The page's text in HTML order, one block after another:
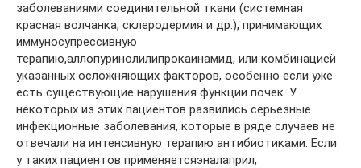
заболеваниями соединительной ткани (системная
красная волчанка, склеродермия и др.), принимающих
иммуносупрессивную
терапию,аллопуринолилипрокаинамид, или комбинацией
указанных осложняющих факторов, особенно если уже
есть существующие нарушения функции почек. У
некоторых из этих пациентов развились серьезные
инфекционные заболевания, которые в ряде случаев не
отвечали на интенсивную терапию антибиотиками. Если
у таких пациентов применяетсяэналаприл,